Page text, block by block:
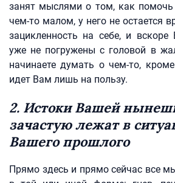
занят мыслями о том, как
чем-то малом, у него не остается
зацикленность на себе, и
уже не погружены с головой в
начинаете думать о чем-то,
идет Вам лишь на пользу.
2. Истоки Вашей
зачастую лежат в
Вашего прошлого
Прямо здесь и прямо сейчас все